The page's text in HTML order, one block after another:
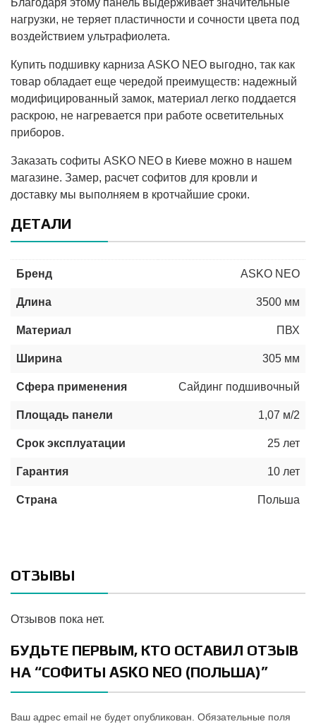
нагрузки, не теряет пластичности и сочности цвета под
воздействием ультрафиолета.
Купить подшивку карниза ASKO NEO выгодно, так как
товар обладает еще чередой преимуществ: надежный
модифицированный замок, материал легко поддается
раскрою, не нагревается при работе осветительных
приборов.
Заказать софиты ASKO NEO в Киеве можно в нашем
магазине. Замер, расчет софитов для кровли и
доставку мы выполняем в кротчайшие сроки.
ДЕТАЛИ
Бренд ASKO NEO
Длина 3500 мм
Материал ПВХ
Ширина 305 мм
Сфера применения Сайдинг подшивочный
Площадь панели 1,07 м/2
Срок эксплуатации 25 лет
Гарантия 10 лет
Страна Польша
ОТЗЫВЫ
Отзывов пока нет.
БУДЬТЕ ПЕРВЫМ, КТО ОСТАВИЛ ОТЗЫВ
НА “СОФИТЫ ASKO NEO (ПОЛЬША)”
Ваш адрес email не будет опубликован. Обязательные поля